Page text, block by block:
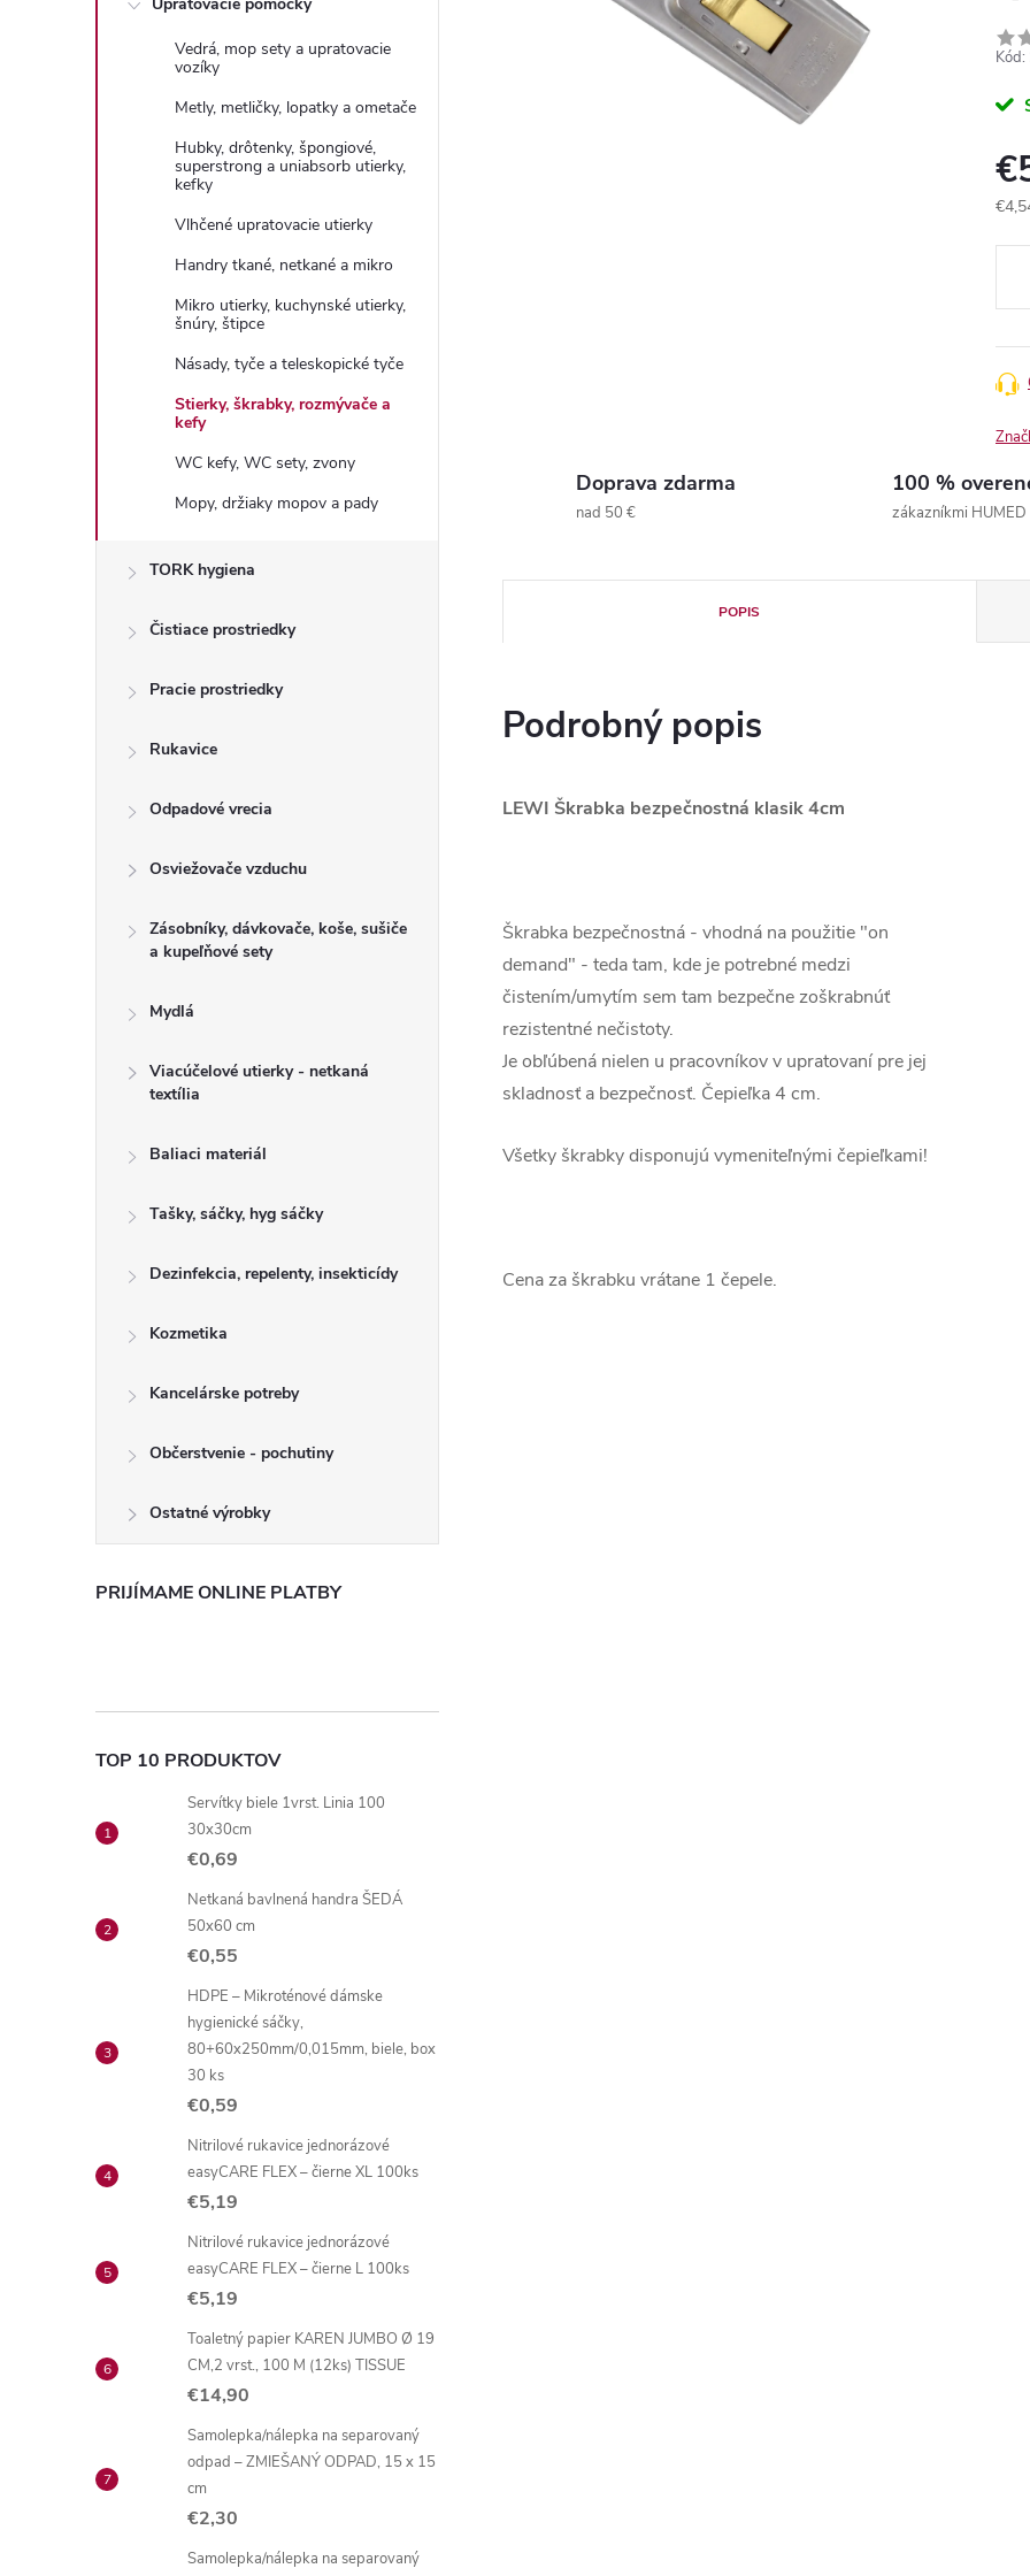
Vedrá, mop sety a upratovacie
vozíky
Metly, metličky, lopatky a ometače
Hubky, drôtenky, špongiové,
superstrong a uniabsorb utierky,
kefky
Vlhčené upratovacie utierky
Handry tkané, netkané a mikro
Mikro utierky, kuchynské utierky,
šnúry, štipce
Násady, tyče a teleskopické tyče
Stierky, škrabky, rozmývače a
kefy
WC kefy, WC sety, zvony
Mopy, držiaky mopov a pady
TORK hygiena
Čistiace prostriedky
Pracie prostriedky
Rukavice
Odpadové vrecia
Osviežovače vzduchu
Zásobníky, dávkovače, koše, sušiče
a kupeľňové sety
Mydlá
Viacúčelové utierky - netkaná
textília
Baliaci materiál
Tašky, sáčky, hyg sáčky
Dezinfekcia, repelenty, insekticídy
Kozmetika
Kancelárske potreby
Občerstvenie - pochutiny
Ostatné výrobky
PRIJÍMAME ONLINE PLATBY
TOP 10 PRODUKTOV
Servítky biele 1vrst. Linia 100
30x30cm
€0,69
Netkaná bavlnená handra ŠEDÁ
50x60 cm
€0,55
HDPE – Mikroténové dámske
hygienické sáčky,
80+60x250mm/0,015mm, biele, box
30 ks
€0,59
Nitrilové rukavice jednorázové
easyCARE FLEX – čierne XL 100ks
€5,19
Nitrilové rukavice jednorázové
easyCARE FLEX – čierne L 100ks
€5,19
Toaletný papier KAREN JUMBO Ø 19
CM,2 vrst., 100 M (12ks) TISSUE
€14,90
Samolepka/nálepka na separovaný
odpad – ZMIEŠANÝ ODPAD, 15 x 15
cm
€2,30
Samolepka/nálepka na separovaný
Kód:
Doprava zdarma
nad 50 €
100 %
zákazníkmi HUMED
POPIS
Podrobný popis
LEWI Škrabka bezpečnostná klasik 4cm
Škrabka bezpečnostná - vhodná na použitie "on
demand" - teda tam, kde je potrebné medzi
čistením/umytím sem tam bezpečne zoškrabnúť
rezistentné nečistoty.
Je obľúbená nielen u pracovníkov v upratovaní pre jej
skladnosť a bezpečnosť. Čepieľka 4 cm.
Všetky škrabky disponujú vymeniteľnými čepieľkami!
Cena za škrabku vrátane 1 čepele.